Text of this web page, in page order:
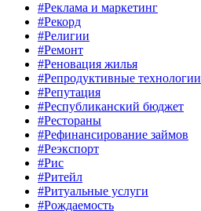
#Реклама и маркетинг
#Рекорд
#Религии
#Ремонт
#Реновация жилья
#Репродуктивные технологии
#Репутация
#Республиканский бюджет
#Рестораны
#Рефинансирование займов
#Реэкспорт
#Рис
#Ритейл
#Ритуальные услуги
#Рождаемость